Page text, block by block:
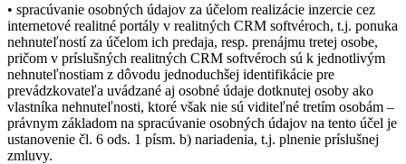
• spracúvanie osobných údajov za účelom realizácie inzercie cez
internetové realitné portály v realitných CRM softvéroch, t.j. ponuka
nehnuteľností za účelom ich predaja, resp. prenájmu tretej osobe,
pričom v príslušných realitných CRM softvéroch sú k jednotlivým
nehnuteľnostiam z dôvodu jednoduchšej identifikácie pre
prevádzkovateľa uvádzané aj osobné údaje dotknutej osoby ako
vlastníka nehnuteľnosti, ktoré však nie sú viditeľné tretím osobám –
právnym základom na spracúvanie osobných údajov na tento účel je
ustanovenie čl. 6 ods. 1 písm. b) nariadenia, t.j. plnenie príslušnej
zmluvy.